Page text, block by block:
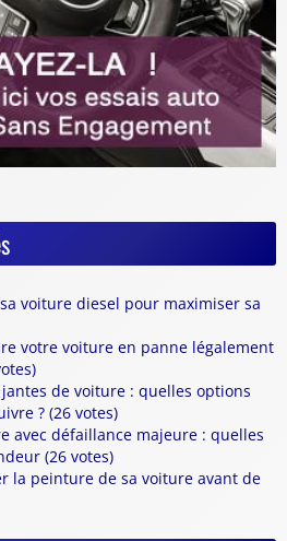
voiture diesel pour maximiser sa
votre voiture en panne légalement
de voiture : quelles options
? (26 votes)
avec défaillance majeure : quelles
(26 votes)
la peinture de sa voiture avant de